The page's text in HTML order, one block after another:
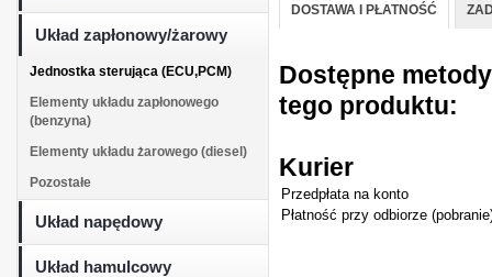
Układ zapłonowy/żarowy
Jednostka sterująca (ECU,PCM)
Elementy układu zapłonowego
(benzyna)
Elementy układu żarowego (diesel)
Pozostałe
Układ napędowy
Układ hamulcowy
DOSTAWA I PŁATNOŚĆ
Dostępne
tego produktu:
Kurier
Przedpłata na konto
Płatność przy odbiorze